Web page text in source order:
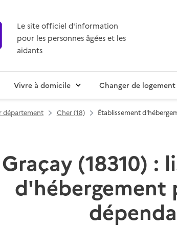
Le site officiel d'information
pour les personnes âgées et les
aidants
Vivre à domicile Changer de logement
département Cher (18) Établissement
Graçay (18310) :
d'hébergement